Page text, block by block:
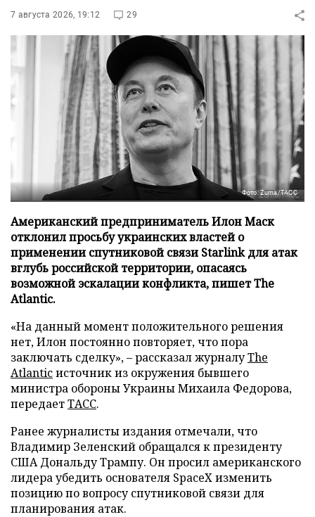
7 августа 2026, 19:12 29
Фото: Zuma/ТАСС
Американский предприниматель Илон Маск
отклонил просьбу украинских властей о
применении спутниковой связи Starlink для атак
вглубь российской территории, опасаясь
возможной эскалации конфликта, пишет The
Atlantic.
«На данный момент положительного решения
нет, Илон постоянно повторяет, что пора
заключать сделку», – рассказал журналуThe
Atlanticисточник из окружения бывшего
министра обороны Украины Михаила Федорова,
передаетТАСС.
Ранее журналисты издания отмечали, что
Владимир Зеленский обращался к президенту
США Дональду Трампу. Он просил американского
лидера убедить основателя SpaceX изменить
позицию по вопросу спутниковой связи для
планирования атак.